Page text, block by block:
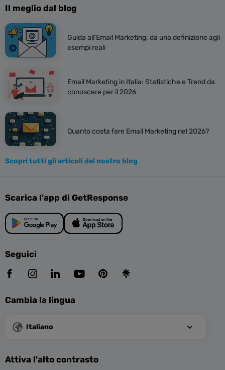
Il meglio dal blog
Guida all’Email Marketing: da una definizione agli
esempi reali
Email Marketing in Italia: Statistiche e Trend da
conoscere per il 2026
Quanto costa fare Email Marketing nel 2026?
Scopri tutti gli articoli del nostro blog
Scarica l'app di GetResponse
Seguici
Cambia la lingua
Italiano
Attiva l'alto contrasto